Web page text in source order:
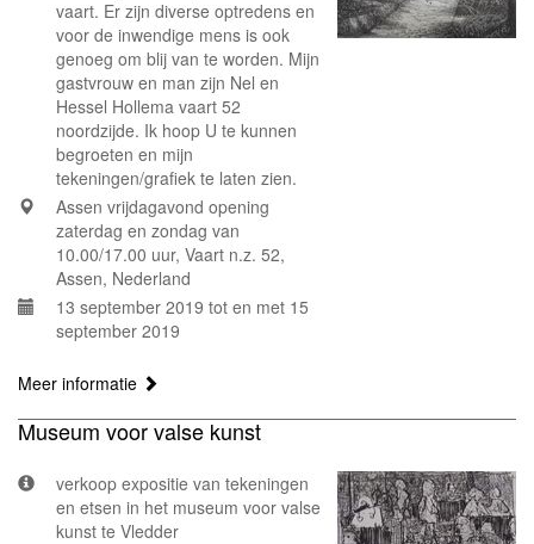
vaart. Er zijn diverse optredens en
voor de inwendige mens is ook
genoeg om blij van te worden. Mijn
gastvrouw en man zijn Nel en
Hessel Hollema vaart 52
noordzijde. Ik hoop U te kunnen
begroeten en mijn
tekeningen/grafiek te laten zien.
Assen vrijdagavond opening
zaterdag en zondag van
10.00/17.00 uur, Vaart n.z. 52,
Assen, Nederland
13 september 2019 tot en met 15
september 2019
Meer informatie
Museum voor valse kunst
verkoop expositie van tekeningen
en etsen in het museum voor valse
kunst te Vledder